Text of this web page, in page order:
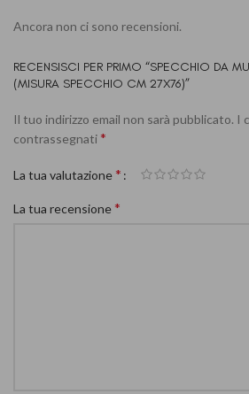
Ancora non ci sono recensioni.
RECENSISCI PER PRIMO “SPECCHIO DA
(MISURA SPECCHIO CM 27X76)”
Il tuo indirizzo email non sarà pubblicato. I
contrassegnati*
La tua valutazione*
La tua recensione*